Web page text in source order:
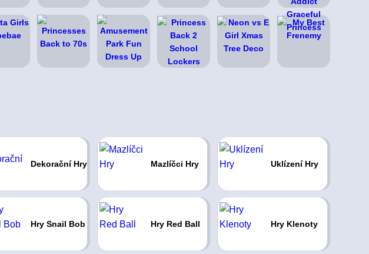
Dekorační Hry Mazlíčci Hry Uklízení Hry
Hry Snail Bob Hry Red Ball Hry Klenoty